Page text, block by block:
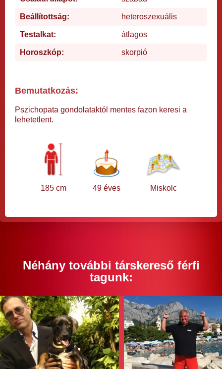
Beállítottság: heteroszexuális
Testalkat: átlagos
Horoszkóp: skorpió
Bemutatkozás:
Pszichopata gondolataktól mentes fazon keresi a
lehetetlent.
185 cm 49 éves Miskolc
Néhány további társkereső férfi
tagunk: